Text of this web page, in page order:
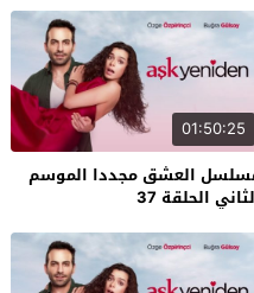
01:50:25
العشق مجددا الموسم
الحلقة 37